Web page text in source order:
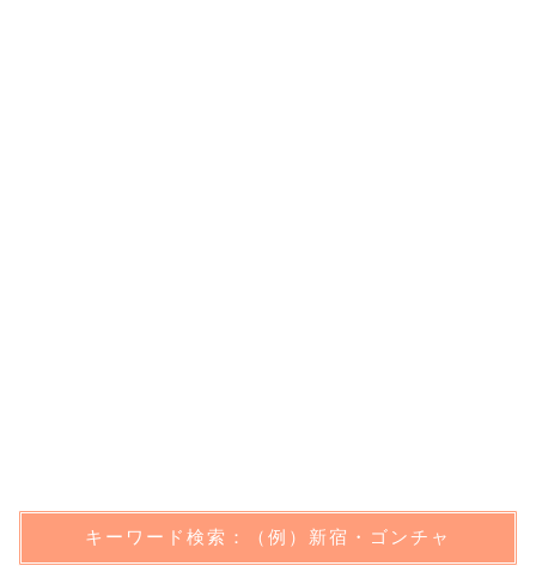
キーワード検索：（例）新宿・ゴンチャ